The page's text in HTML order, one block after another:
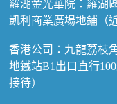
羅湖金光華院：羅湖
凱利商業廣場地鋪（
香港公司：九龍荔枝
地鐵站B1出口直行
接待）